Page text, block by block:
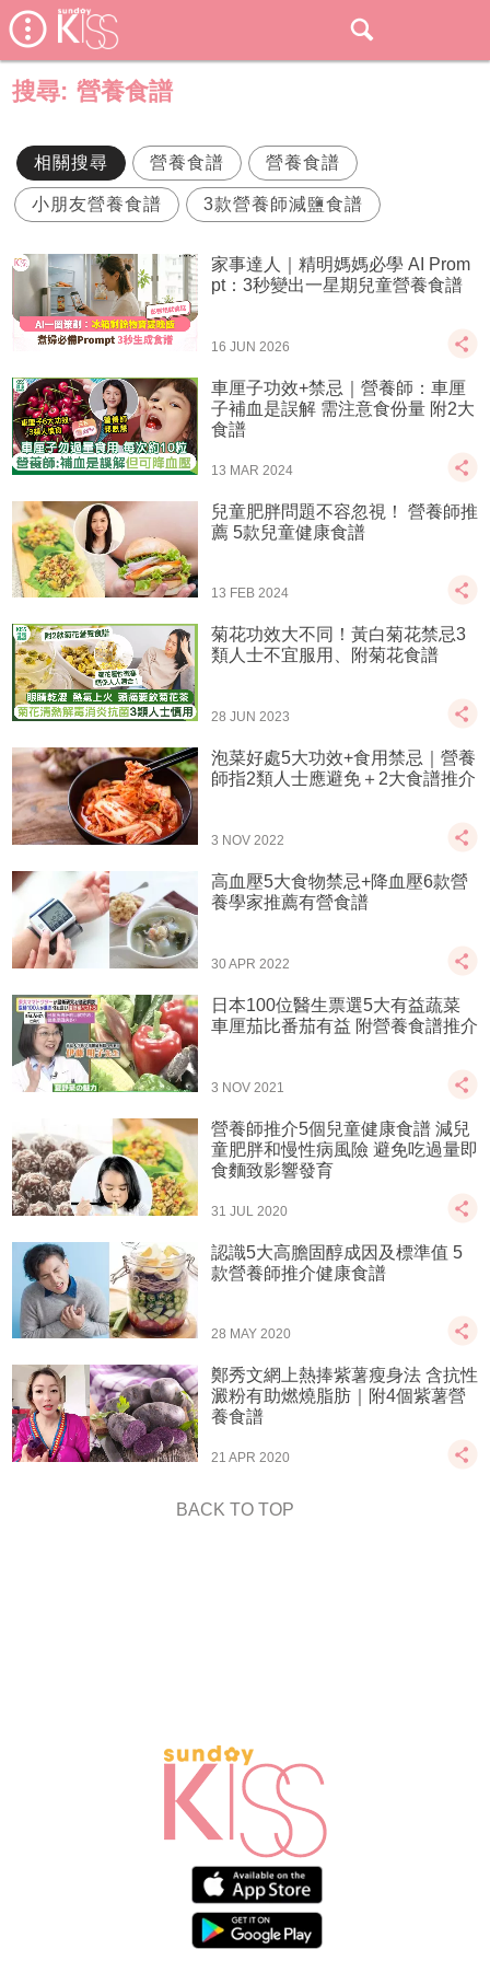
搜尋: 營養食譜
相關搜尋 營養食譜 營養食譜
小朋友營養食譜 3款營養師減鹽食譜
家事達人｜精明媽媽必學 AI Prom
pt：3秒變出一星期兒童營養食譜
16 JUN 2026
車厘子功效+禁忌｜營養師：車厘
子補血是誤解 需注意食份量 附2大
食譜
13 MAR 2024
兒童肥胖問題不容忽視！ 營養師推
薦 5款兒童健康食譜
13 FEB 2024
菊花功效大不同！黃白菊花禁忌3
類人士不宜服用、附菊花食譜
28 JUN 2023
泡菜好處5大功效+食用禁忌｜營養
師指2類人士應避免＋2大食譜推介
3 NOV 2022
高血壓5大食物禁忌+降血壓6款營
養學家推薦有營食譜
30 APR 2022
日本100位醫生票選5大有益蔬菜
車厘茄比番茄有益 附營養食譜推介
3 NOV 2021
營養師推介5個兒童健康食譜 減兒
童肥胖和慢性病風險 避免吃過量即
食麵致影響發育
31 JUL 2020
認識5大高膽固醇成因及標準值 5
款營養師推介健康食譜
28 MAY 2020
鄭秀文網上熱捧紫薯瘦身法 含抗性
澱粉有助燃燒脂肪｜附4個紫薯營
養食譜
21 APR 2020
BACK TO TOP